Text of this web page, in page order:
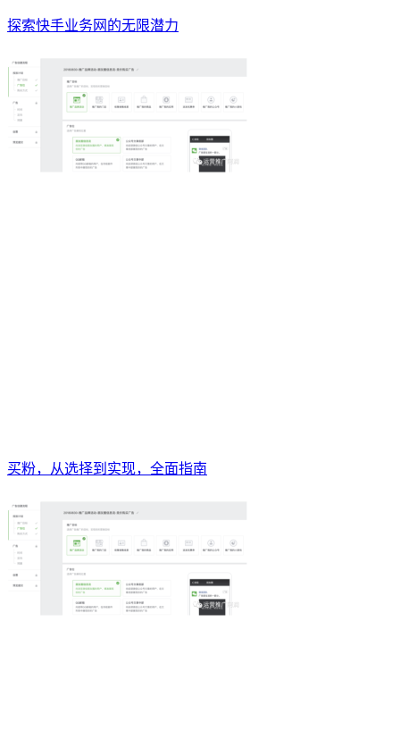
探索快手业务网的无限潜力
买粉，从选择到实现，全面指南